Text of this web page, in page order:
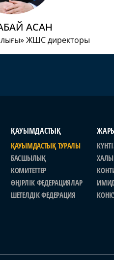
АСАН
ЖШС директоры
ҚАУЫМДАСТЫҚ
ҚАУЫМДАСТЫҚ ТУРАЛЫ
БАСШЫЛЫҚ
КОМИТЕТТЕР
ӨҢІРЛІК ФЕДЕРАЦИЯЛАР
ШЕТЕЛДІК ФЕДЕРАЦИЯ